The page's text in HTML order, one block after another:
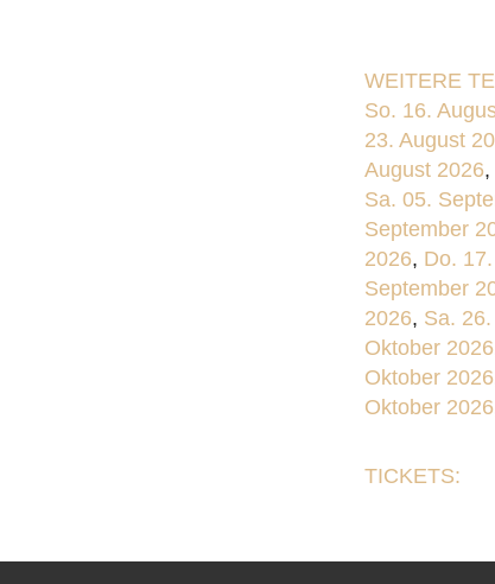
WEITERE
So. 16.
23. August
August 2026,
Sa. 05.
September
2026, Do.
September
2026, Sa.
Oktober 2026
Oktober 2026
Oktober 2026
TICKETS: